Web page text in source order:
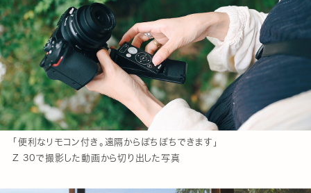
「便利なリモコン付き。遠隔からぽちぽちできます」
Z 30で撮影した動画から切り出した写真